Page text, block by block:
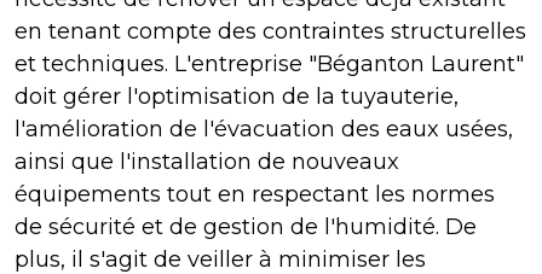
en tenant compte des contraintes structurelles
et techniques. L'entreprise "Béganton Laurent"
doit gérer l'optimisation de la tuyauterie,
l'amélioration de l'évacuation des eaux usées,
ainsi que l'installation de nouveaux
équipements tout en respectant les normes
de sécurité et de gestion de l'humidité. De
plus, il s'agit de veiller à minimiser les